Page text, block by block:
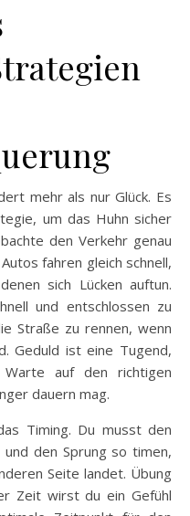
mehr als nur Glück. Es
um das Huhn sicher
den Verkehr genau
fahren gleich schnell,
sich Lücken auftun.
und entschlossen zu
Straße zu rennen, wenn
Geduld ist eine Tugend,
auf den richtigen
dauern mag.
Timing. Du musst den
den Sprung so timen,
Seite landet. Übung
Zeit wirst du ein Gefühl